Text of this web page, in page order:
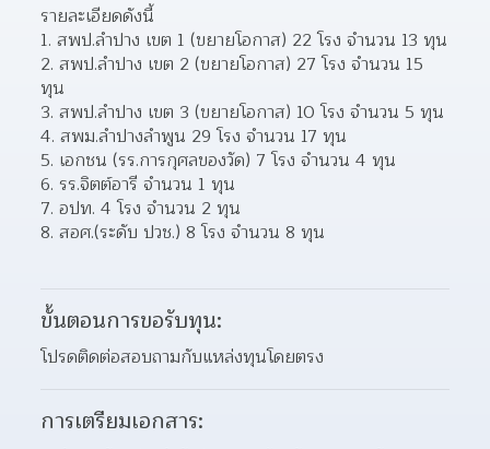
รายละเอียดดังนี้
1. สพป.ลำปาง เขต 1 (ขยายโอกาส) 22 โรง จำนวน 13 ทุน
2. สพป.ลำปาง เขต 2 (ขยายโอกาส) 27 โรง จำนวน 15
ทุน
3. สพป.ลำปาง เขต 3 (ขยายโอกาส) 10 โรง จำนวน 5 ทุน
4. สพม.ลำปางลำพูน 29 โรง จำนวน 17 ทุน
5. เอกชน (รร.การกุศลของวัด) 7 โรง จำนวน 4 ทุน
6. รร.จิตต์อารี จำนวน 1 ทุน
7. อปท. 4 โรง จำนวน 2 ทุน
8. สอศ.(ระดับ ปวช.) 8 โรง จำนวน 8 ทุน
ขั้นตอนการขอรับทุน:
โปรดติดต่อสอบถามกับแหล่งทุนโดยตรง
การเตรียมเอกสาร: